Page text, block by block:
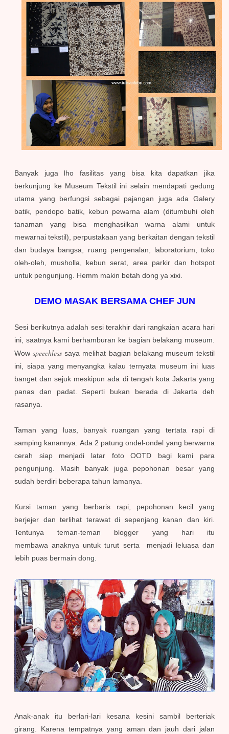
Banyak juga lho fasilitas yang bisa kita dapatkan jika
berkunjung ke Museum Tekstil ini selain mendapati gedung
utama yang berfungsi sebagai pajangan juga ada Galery
batik, pendopo batik, kebun pewarna alam (ditumbuhi oleh
tanaman yang bisa menghasilkan warna alami untuk
mewarnai tekstil), perpustakaan yang berkaitan dengan tekstil
dan budaya bangsa, ruang pengenalan, laboratorium, toko
oleh-oleh, musholla, kebun serat, area parkir dan hotspot
untuk pengunjung. Hemm makin betah dong ya xixi.
DEMO MASAK BERSAMA CHEF JUN
Sesi berikutnya adalah sesi terakhir dari rangkaian acara hari
ini, saatnya kami berhamburan ke bagian belakang museum.
Wowspeechless saya melihat bagian belakang museum tekstil
ini, siapa yang menyangka kalau ternyata museum ini luas
banget dan sejuk meskipun ada di tengah kota Jakarta yang
panas dan padat. Seperti bukan berada di Jakarta deh
rasanya.
Taman yang luas, banyak ruangan yang tertata rapi di
samping kanannya. Ada 2 patung ondel-ondel yang berwarna
cerah siap menjadi latar foto OOTD bagi kami para
pengunjung. Masih banyak juga pepohonan besar yang
sudah berdiri beberapa tahun lamanya.
Kursi taman yang berbaris rapi, pepohonan kecil yang
berjejer dan terlihat terawat di sepenjang kanan dan kiri.
Tentunya teman-teman blogger yang hari itu
membawaanaknya untukturut serta menjadi leluasa dan
lebih puas bermain dong.
Anak-anak itu berlari-lari kesana kesini sambil berteriak
girang. Karena tempatnya yang aman dan jauh dari jalan